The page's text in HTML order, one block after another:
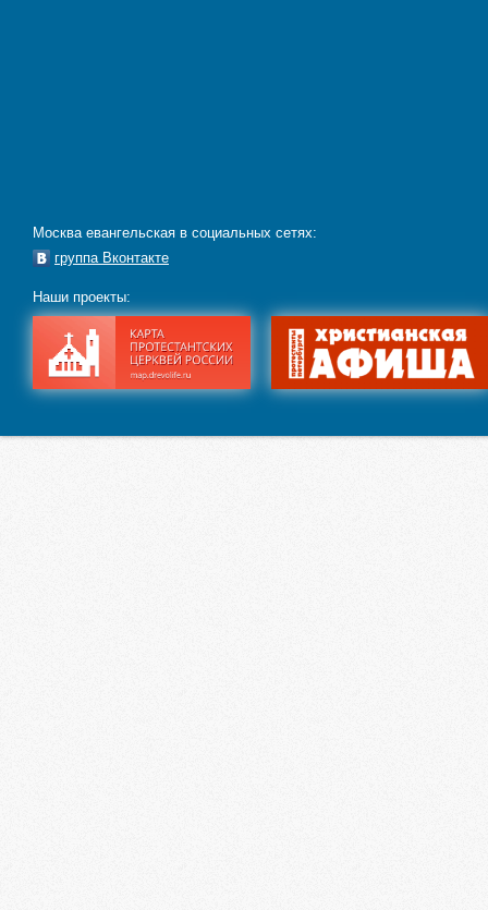
Москва евангельская в социальных сетях:
группа Вконтакте
Наши проекты: